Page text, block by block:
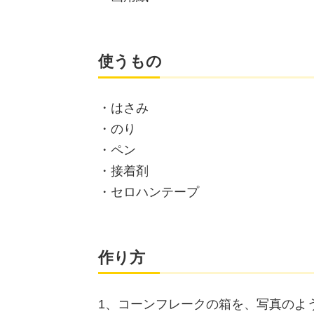
使うもの
・はさみ
・のり
・ペン
・接着剤
・セロハンテープ
作り方
1、コーンフレークの箱を、写真のよ